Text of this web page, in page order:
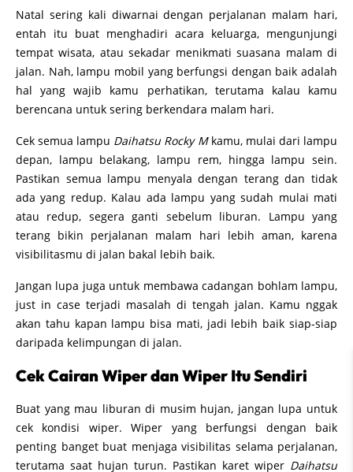
Natal sering kali diwarnai dengan perjalanan malam hari,
entah itu buat menghadiri acara keluarga, mengunjungi
tempat wisata, atau sekadar menikmati suasana malam di
jalan. Nah, lampu mobil yang berfungsi dengan baik adalah
hal yang wajib kamu perhatikan, terutama kalau kamu
berencana untuk sering berkendara malam hari.
Cek semua lampu Daihatsu Rocky Mkamu, mulai dari lampu
depan, lampu belakang, lampu rem, hingga lampu sein.
Pastikan semua lampu menyala dengan terang dan tidak
ada yang redup. Kalau ada lampu yang sudah mulai mati
atau redup, segera ganti sebelum liburan. Lampu yang
terang bikin perjalanan malam hari lebih aman, karena
visibilitasmu di jalan bakal lebih baik.
Jangan lupa juga untuk membawa cadangan bohlam lampu,
just in case terjadi masalah di tengah jalan. Kamu nggak
akan tahu kapan lampu bisa mati, jadi lebih baik siap-siap
daripada kelimpungan di jalan.
Cek Cairan Wiper dan Wiper Itu Sendiri
Buat yang mau liburan di musim hujan, jangan lupa untuk
cek kondisi wiper. Wiper yang berfungsi dengan baik
penting banget buat menjaga visibilitas selama perjalanan,
terutama saat hujan turun. Pastikan karet wiper Daihatsu